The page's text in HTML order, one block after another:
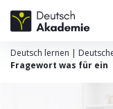
Deutsch lernen |
Fragewort was für ein